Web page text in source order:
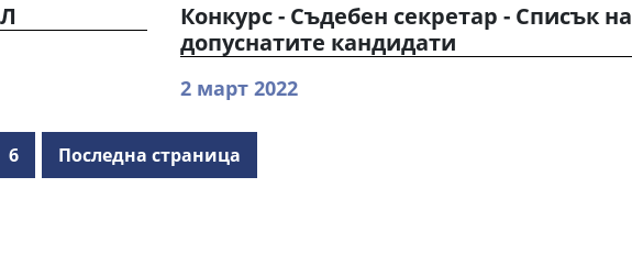
Конкурс - Съдебен секретар - Списък на
допуснатите кандидати
2 март 2022
6 Последна страница